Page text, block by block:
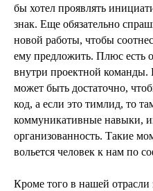
бы хотел проявлять
знак. Еще обязательно
новой работы, чтобы
ему предложить. Плюс есть
внутри проектной команды.
может быть достаточно,
код, а если это тимлид, то
коммуникативные навыки,
организованность. Такие
вольется человек к нам по
Кроме того в нашей отрасли